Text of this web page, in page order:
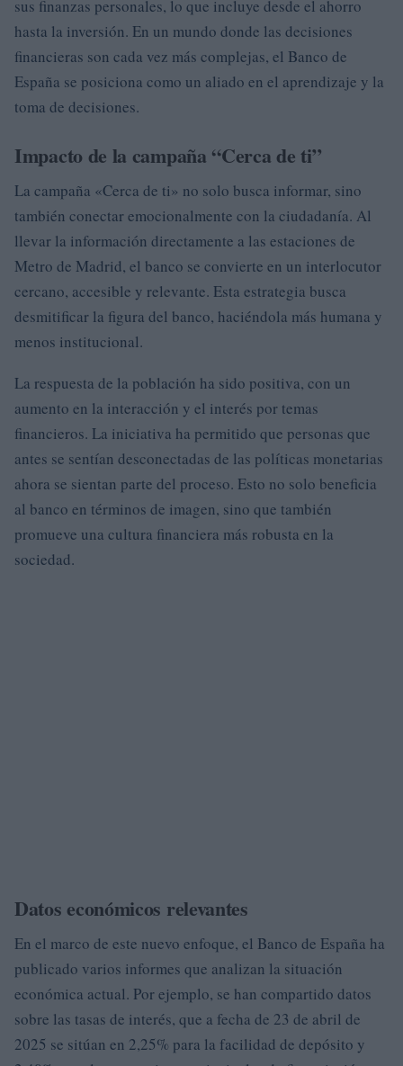
sus finanzas personales, lo que incluye desde el ahorro
hasta la inversión. En un mundo donde las decisiones
financieras son cada vez más complejas, el Banco de
España se posiciona como un aliado en el aprendizaje y la
toma de decisiones.
Impacto de la campaña “Cerca de ti”
La campaña «Cerca de ti» no solo busca informar, sino
también conectar emocionalmente con la ciudadanía. Al
llevar la información directamente a las estaciones de
Metro de Madrid, el banco se convierte en un interlocutor
cercano, accesible y relevante. Esta estrategia busca
desmitificar la figura del banco, haciéndola más humana y
menos institucional.
La respuesta de la población ha sido positiva, con un
aumento en la interacción y el interés por temas
financieros. La iniciativa ha permitido que personas que
antes se sentían desconectadas de las políticas monetarias
ahora se sientan parte del proceso. Esto no solo beneficia
al banco en términos de imagen, sino que también
promueve una cultura financiera más robusta en la
sociedad.
Datos económicos relevantes
En el marco de este nuevo enfoque, el Banco de España ha
publicado varios informes que analizan la situación
económica actual. Por ejemplo, se han compartido datos
sobre las tasas de interés, que a fecha de 23 de abril de
2025 se sitúan en 2,25% para la facilidad de depósito y